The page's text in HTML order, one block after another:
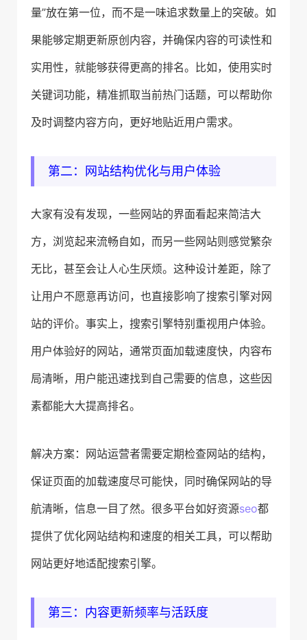
量”放在第一位，而不是一味追求数量上的突破。如
果能够定期更新原创内容，并确保内容的可读性和
实用性，就能够获得更高的排名。比如，使用实时
关键词功能，精准抓取当前热门话题，可以帮助你
及时调整内容方向，更好地贴近用户需求。
第二：网站结构优化与用户体验
大家有没有发现，一些网站的界面看起来简洁大
方，浏览起来流畅自如，而另一些网站则感觉繁杂
无比，甚至会让人心生厌烦。这种设计差距，除了
让用户不愿意再访问，也直接影响了搜索引擎对网
站的评价。事实上，搜索引擎特别重视用户体验。
用户体验好的网站，通常页面加载速度快，内容布
局清晰，用户能迅速找到自己需要的信息，这些因
素都能大大提高排名。
解决方案：网站运营者需要定期检查网站的结构，
保证页面的加载速度尽可能快，同时确保网站的导
航清晰，信息一目了然。很多平台如好资源seo都
提供了优化网站结构和速度的相关工具，可以帮助
网站更好地适配搜索引擎。
第三：内容更新频率与活跃度